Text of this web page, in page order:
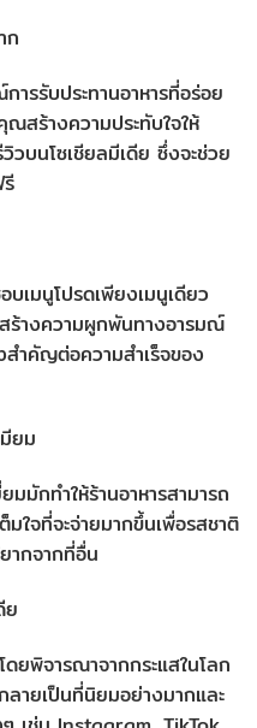
ก
ารรับประทานอาหารที่อร่อย
ณสร้างความประทับใจให้
วบนโซเชียลมีเดีย ซึ่งจะช่วย
เมนูโปรดเพียงเมนูเดียว
ร้างความผูกพันทางอารมณ์
ำคัญต่อความสำเร็จของ
ยม
มักทำให้ร้านอาหารสามารถ
ใจที่จะจ่ายมากขึ้นเพื่อรสชาติ
ากจากที่อื่น
ย
ยพิจารณาจากกระแสในโลก
ลายเป็นที่นิยมอย่างมากและ